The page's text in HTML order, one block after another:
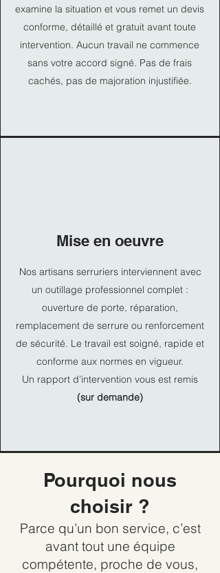
examine la situation et vous remet un devis
conforme, détaillé et gratuit avant toute
intervention. Aucun travail ne commence
sans votre accord signé. Pas de frais
cachés, pas de majoration injustifiée.
Mise en oeuvre
Nos artisans serruriers interviennent avec
un outillage professionnel complet :
ouverture de porte, réparation,
remplacement de serrure ou renforcement
de sécurité. Le travail est soigné, rapide et
conforme aux normes en vigueur.
Un rapport d'intervention vous est remis
(sur demande)
Pourquoi nous
choisir ?
Parce qu’un bon service, c’est
avant tout une équipe
compétente, proche de vous,